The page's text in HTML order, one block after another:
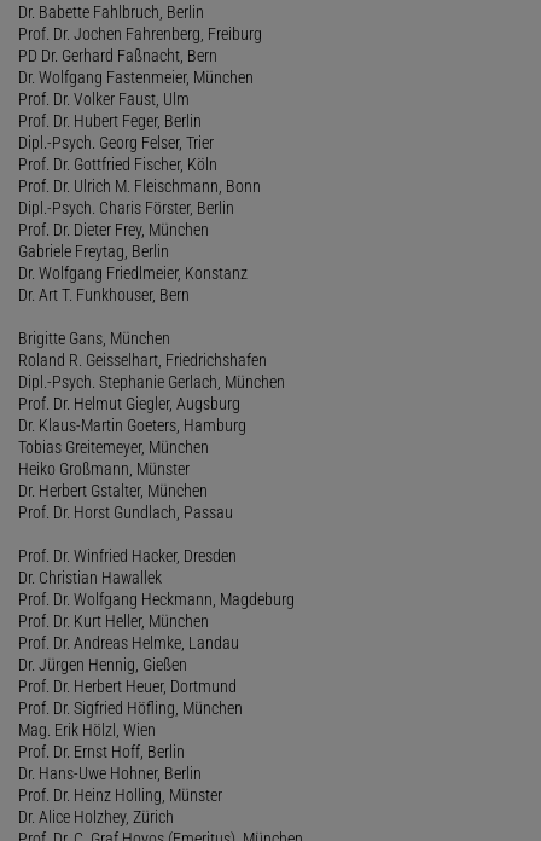
Dr. Babette Fahlbruch, Berlin
Prof. Dr. Jochen Fahrenberg, Freiburg
PD Dr. Gerhard Faßnacht, Bern
Dr. Wolfgang Fastenmeier, München
Prof. Dr. Volker Faust, Ulm
Prof. Dr. Hubert Feger, Berlin
Dipl.-Psych. Georg Felser, Trier
Prof. Dr. Gottfried Fischer, Köln
Prof. Dr. Ulrich M. Fleischmann, Bonn
Dipl.-Psych. Charis Förster, Berlin
Prof. Dr. Dieter Frey, München
Gabriele Freytag, Berlin
Dr. Wolfgang Friedlmeier, Konstanz
Dr. Art T. Funkhouser, Bern
Brigitte Gans, München
Roland R. Geisselhart, Friedrichshafen
Dipl.-Psych. Stephanie Gerlach, München
Prof. Dr. Helmut Giegler, Augsburg
Dr. Klaus-Martin Goeters, Hamburg
Tobias Greitemeyer, München
Heiko Großmann, Münster
Dr. Herbert Gstalter, München
Prof. Dr. Horst Gundlach, Passau
Prof. Dr. Winfried Hacker, Dresden
Dr. Christian Hawallek
Prof. Dr. Wolfgang Heckmann, Magdeburg
Prof. Dr. Kurt Heller, München
Prof. Dr. Andreas Helmke, Landau
Dr. Jürgen Hennig, Gießen
Prof. Dr. Herbert Heuer, Dortmund
Prof. Dr. Sigfried Höfling, München
Mag. Erik Hölzl, Wien
Prof. Dr. Ernst Hoff, Berlin
Dr. Hans-Uwe Hohner, Berlin
Prof. Dr. Heinz Holling, Münster
Dr. Alice Holzhey, Zürich